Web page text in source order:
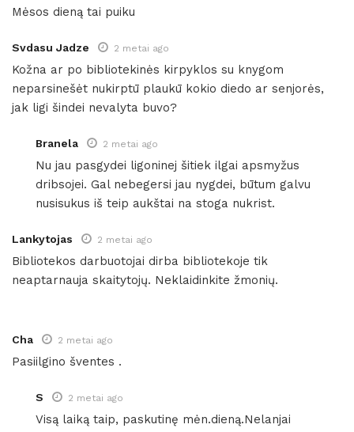
Mėsos dieną tai puiku
Svdasu Jadze 2 metai ago
Kožna ar po bibliotekinės kirpyklos su knygom
neparsinešėt nukirptū plaukū kokio diedo ar senjorės,
jak ligi šindei nevalyta buvo?
Branela 2 metai ago
Nu jau pasgydei ligoninej šitiek ilgai apsmyžus
dribsojei. Gal nebegersi jau nygdei, būtum galvu
nusisukus iš teip aukštai na stoga nukrist.
Lankytojas 2 metai ago
Bibliotekos darbuotojai dirba bibliotekoje tik
neaptarnauja skaitytojų. Neklaidinkite žmonių.
Cha 2 metai ago
Pasiilgino šventes .
S 2 metai ago
Visą laiką taip, paskutinę mėn.dieną.Nelanjai